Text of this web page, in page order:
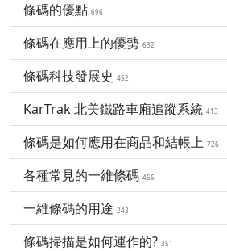
條碼的優點 696
條碼在應用上的優勢 632
條碼科技發展史 452
KarTrak 北美鐵路車廂追蹤系統 413
條碼是如何應用在商品和結帳上 726
各種常見的一維條碼 466
一維條碼的用途 243
條碼掃描是如何運作的? 351